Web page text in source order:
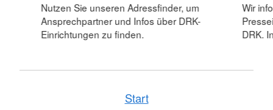
Nutzen Sie unseren Adressfinder, um
Ansprechpartner und Infos über DRK-
Einrichtungen zu finden.
Wir
DRK.
Start